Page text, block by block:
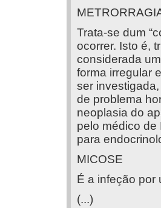
Trata-se dum
ocorrer. Isto é,
considerada
forma irregular
ser
de problema
neoplasia do
pelo médico de
para
MICOSE
É a infeção por
(...)